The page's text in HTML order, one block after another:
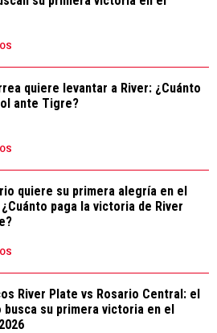
quiere levantar a River: ¿Cuánto
ante Tigre?
quiere su primera alegría en el
paga la victoria de River
River Plate vs Rosario Central: el
busca su primera victoria en el